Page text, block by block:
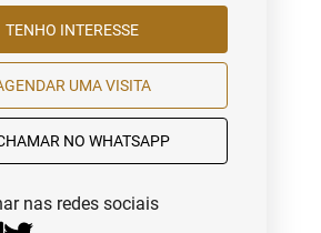
TENHO INTERESSE
AGENDAR UMA VISITA
NO WHATSAPP
nas redes sociais